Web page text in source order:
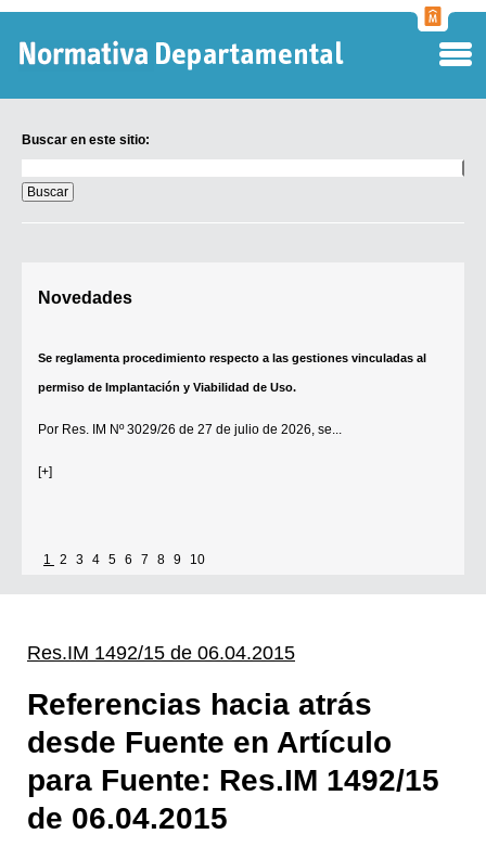
Buscar en este sitio:
en
este
sitio:
Novedades
Se reglamenta procedimiento respecto a las gestiones vinculadas al
permiso de Implantación y Viabilidad de Uso.
Por Res. IM Nº 3029/26 de 27 de julio de 2026, se...
[+]
1 2 3 4 5 6 7 8 9 10
Res.IM 1492/15 de 06.04.2015
Referencias hacia atrás
desde Fuente en Artículo
para Fuente: Res.IM 1492/15
de 06.04.2015